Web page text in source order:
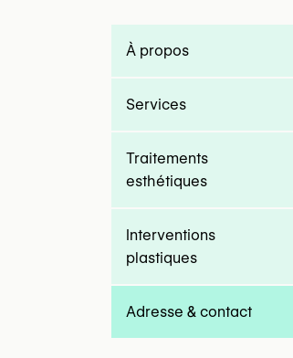
À propos
Services
Traitements
esthétiques
Interventions
plastiques
Adresse & contact